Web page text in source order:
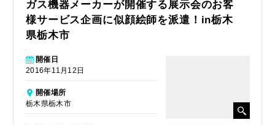
ガス機器メーカーが開催する展示会のお客
様サービス企画に似顔絵師を派遣！in栃木
県栃木市
開催日
2016年11月12日
開催場所
栃木県栃木市